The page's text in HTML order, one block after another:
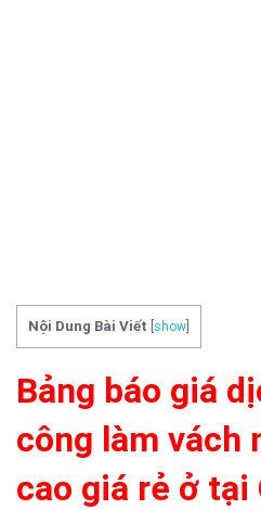
Nội Dung Bài Viết show
Bảng báo giá
công làm vách
cao giá rẻ ở tại